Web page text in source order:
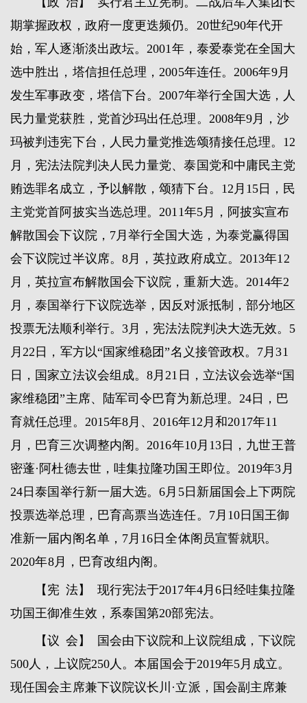
期掌握政权，政府一度更迭频仍。20世纪90年代开
始，军人逐渐淡出政坛。2001年，泰爱泰党在全国大
选中胜出，塔信担任总理，2005年连任。2006年9月
发生军事政变，塔信下台。2007年举行全国大选，人
民力量党获胜，党首沙玛出任总理。2008年9月，沙
玛被判违宪下台，人民力量党推选颂猜接任总理。12
月，宪法法院判决人民力量党、泰国党和中庸民主党
贿选罪名成立，予以解散，颂猜下台。12月15日，民
主党党首阿披实当选总理。2011年5月，阿披实宣布
解散国会下议院，7月举行全国大选，为泰党赢得国
会下议院过半议席。8月，英拉政府成立。2013年12
月，英拉宣布解散国会下议院，重新大选。2014年2
月，泰国举行下议院选举，因反对派抵制，部分地区
投票无法顺利举行。3月，宪法法院判决大选无效。5
月22日，军方以“国家维稳团”名义接管政权。7月31
日，国家立法议会组成。8月21日，立法议会选举“国
家维稳团”主席、陆军司令巴育为新总理。24日，巴
育就任总理。2015年8月、2016年12月和2017年11
月，巴育三次调整内阁。2016年10月13日，九世王普
密蓬·阿杜德去世，哇集拉隆功国王即位。2019年3月
24日泰国举行新一届大选。6月5日新届国会上下两院
投票选举总理，巴育高票当选连任。7月10日国王御
准新一届内阁名单，7月16日全体阁员宣誓就职。
2020年8月，巴育改组内阁。
【宪 法】 现行宪法于2017年4月6日经哇集拉隆
功国王御准生效，系泰国第20部宪法。
【议 会】 国会由下议院和上议院组成，下议院
500人，上议院250人。本届国会于2019年5月成立。
现任国会主席兼下议院议长川·立派，国会副主席兼